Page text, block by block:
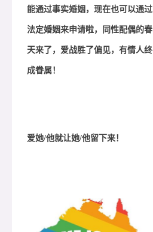
能通过事实婚姻，现在也可以通过
法定婚姻来申请啦，同性配偶的春
天来了，爱战胜了偏见，有情人终
成眷属！
爱她/他就让她/他留下来！